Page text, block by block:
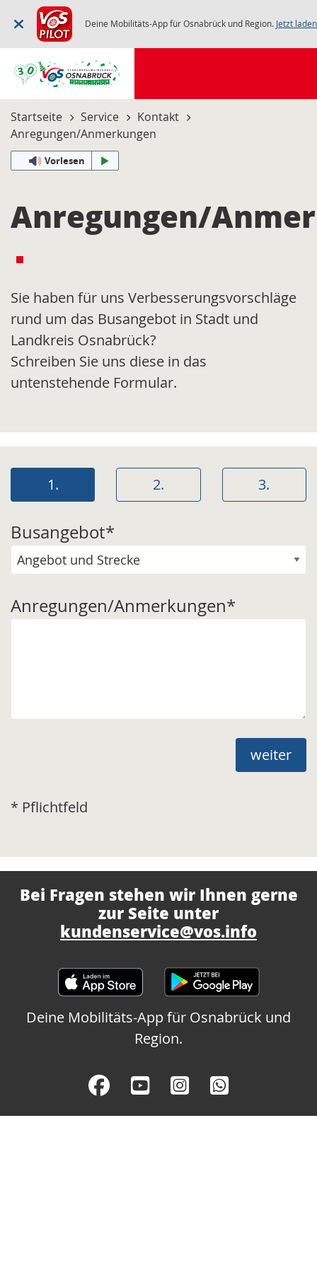
Deine Mobilitäts-App für Osnabrück und Region. Jetzt laden
Startseite Service
Kontakt
Anregungen/Anmerkungen
Vorlesen
Anregungen/
Sie haben für uns Verbesserungsvorschläge
rund um das Busangebot in Stadt und
Landkreis Osnabrück?
Schreiben Sie uns diese in das
untenstehende Formular.
1. 2. 3.
Busangebot*
Anregungen/Anmerkungen*
weiter
* Pflichtfeld
Bei Fragen stehen wir Ihnen gerne
zur Seite unter
kundenservice@vos.info
Deine Mobilitäts-App für Osnabrück und
Region.